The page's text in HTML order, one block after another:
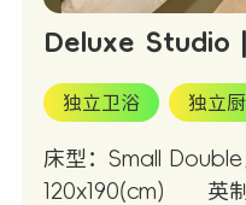
Deluxe Studio
独立卫浴 独立
床型：Small
120x190(cm)
英